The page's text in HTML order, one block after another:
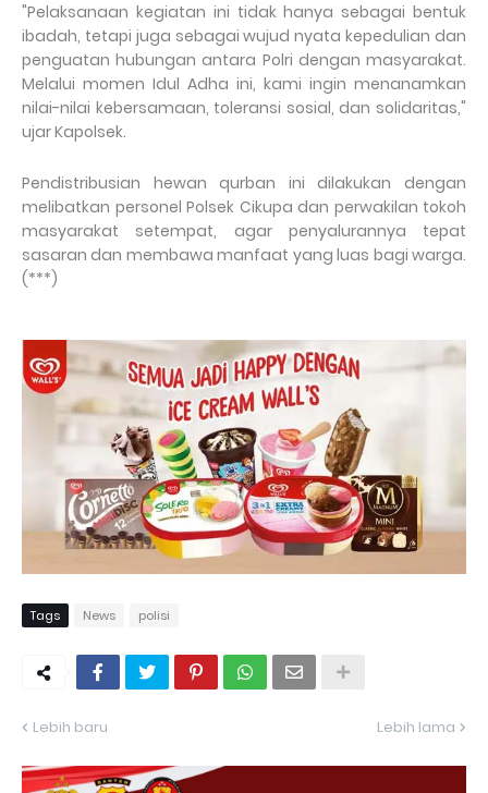
"Pelaksanaan kegiatan ini tidak hanya sebagai bentuk
ibadah, tetapi juga sebagai wujud nyata kepedulian dan
penguatan hubungan antara Polri dengan masyarakat.
Melalui momen Idul Adha ini, kami ingin menanamkan
nilai-nilai kebersamaan, toleransi sosial, dan solidaritas,"
ujar Kapolsek.
Pendistribusian hewan qurban ini dilakukan dengan
melibatkan personel Polsek Cikupa dan perwakilan tokoh
masyarakat setempat, agar penyalurannya tepat
sasaran dan membawa manfaat yang luas bagi warga.
(***)
Tags News polisi
Lebih baru Lebih lama